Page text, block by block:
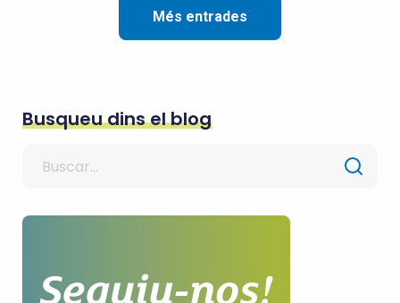
Més entrades
Busqueu dins el blog